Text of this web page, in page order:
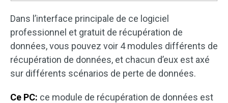
Dans l’interface principale de ce logiciel
professionnel et gratuit de récupération de
données, vous pouvez voir 4 modules différents de
récupération de données, et chacun d’eux est axé
sur différents scénarios de perte de données.
Ce PC: ce module de récupération de données est